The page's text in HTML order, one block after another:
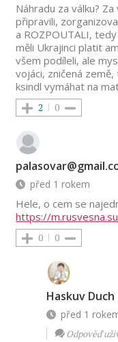
Náhradu za válku?
připravili,
a ROZPOUTALI, tedy
měli Ukrajinci platit
všem podíleli, ale
vojáci, zničená
ksindl vymáhat na
2 0
před 1 rokem
Hele, o cem se
https://
0 0
Haskuv Duch
před 1
Odpověď